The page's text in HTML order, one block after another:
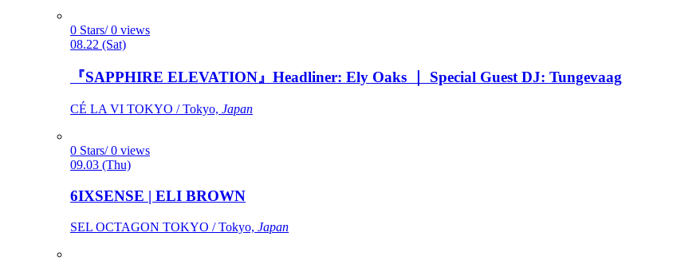
0 Stars/ 0 views
08.22 (Sat)
『SAPPHIRE ELEVATION』Headliner: Ely Oaks ｜ Special Guest DJ: Tungevaag
CÉ LA VI TOKYO / Tokyo, Japan
0 Stars/ 0 views
09.03 (Thu)
6IXSENSE | ELI BROWN
SEL OCTAGON TOKYO / Tokyo, Japan